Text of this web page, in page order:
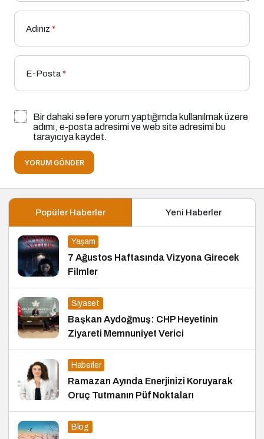
Adınız *
E-Posta*
Bir dahaki sefere yorum yaptığımda kullanılmak üzere
adımı, e-posta adresimi ve web site adresimi bu
tarayıcıya kaydet.
YORUM GÖNDER
Popüler Haberler Yeni Haberler
Yaşam
7 Ağustos Haftasında Vizyona Girecek
Filmler
Siyaset
Başkan Aydoğmuş: CHP Heyetinin
Ziyareti Memnuniyet Verici
Haberler
Ramazan Ayında Enerjinizi Koruyarak
Oruç Tutmanın Püf Noktaları
Blog